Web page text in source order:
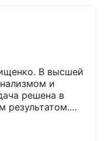
В высшей
и
решена в
результатом.